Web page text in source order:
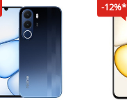
-12%*